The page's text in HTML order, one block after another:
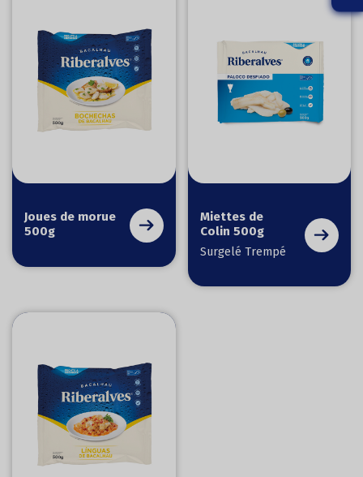
Joues de morue
500g
Miettes de
Colin 500g
Surgelé Trempé